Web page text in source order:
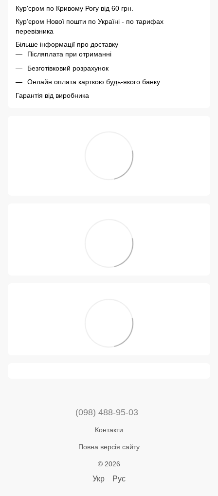
Кур'єром по Кривому Рогу від 60 грн.
Курʼєром Нової пошти по Україні - по тарифах
перевізника
Більше інформації про доставку
Післяплата при отриманні
Безготівковий розрахунок
Онлайн оплата карткою будь-якого банку
Гарантія від виробника
(098) 488-95-03
Контакти
Повна версія сайту
© 2026
Укр Рус